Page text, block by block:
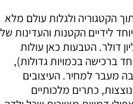
הקטגוריה ולגלות עולם מלא
לידיים הקטנות והעדינות של
דולר. הטבעות כאן עולות
ברכישה בכמויות גדולות),
מעבר למחיר. העיצובים
כתרים מלכותיים